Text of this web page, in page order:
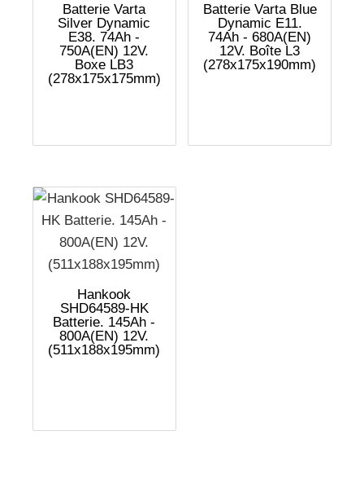
Batterie Varta
Silver Dynamic
E38. 74Ah -
750A(EN) 12V.
Boxe LB3
(278x175x175mm)
Batterie Varta Blue
Dynamic E11.
74Ah - 680A(EN)
12V. Boîte L3
(278x175x190mm)
Hankook
SHD64589-HK
Batterie. 145Ah -
800A(EN) 12V.
(511x188x195mm)